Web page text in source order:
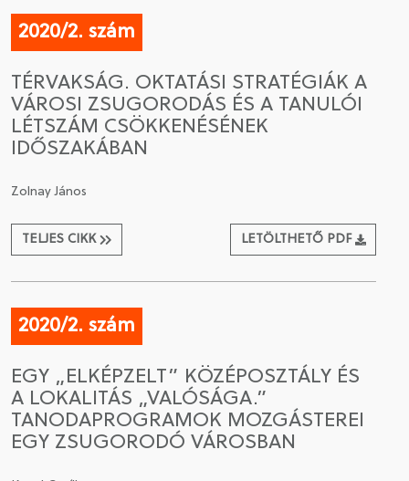
2020/2. szám
TÉRVAKSÁG. OKTATÁSI STRATÉGIÁK A
VÁROSI ZSUGORODÁS ÉS A TANULÓI
LÉTSZÁM CSÖKKENÉSÉNEK
IDŐSZAKÁBAN
Zolnay János
TELJES CIKK LETÖLTHETŐ PDF
2020/2. szám
EGY „ELKÉPZELT” KÖZÉPOSZTÁLY ÉS
A LOKALITÁS „VALÓSÁGA.”
TANODAPROGRAMOK MOZGÁSTEREI
EGY ZSUGORODÓ VÁROSBAN